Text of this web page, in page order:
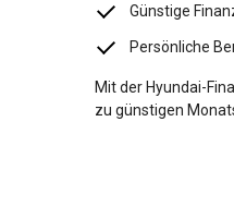
Günstige
Persönliche
Mit der Hyundai-
zu günstigen